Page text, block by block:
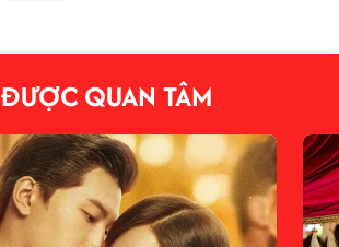
ĐƯỢC QUAN TÂM